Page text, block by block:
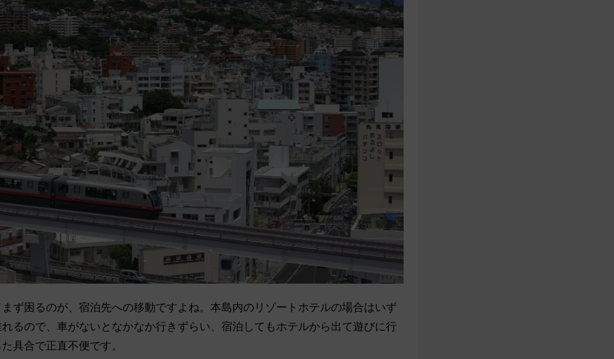
ず困るのが、宿泊先への移動ですよね。本島内のリゾートホテルの場合はいず
るので、車がないとなかなか行きずらい、宿泊してもホテルから出て遊びに行
具合で正直不便です。